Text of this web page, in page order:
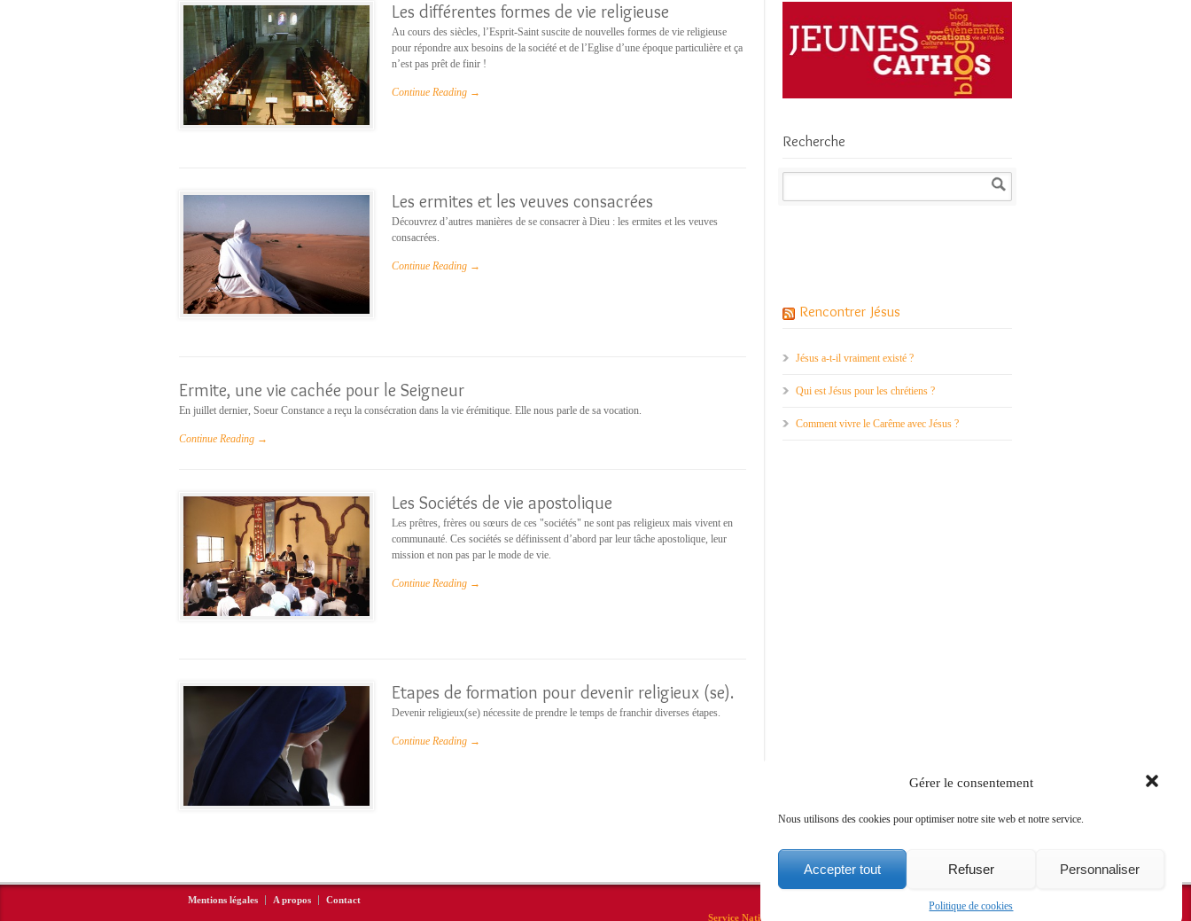
Gérer le consentement
Nous utilisons des cookies pour optimiser notre site web et notre service.
Accepter tout Refuser Personnaliser
Politique de cookies
Les différentes formes de vie religieuse
Au cours des siècles, l’Esprit-Saint suscite de nouvelles formes de vie religieuse
pour répondre aux besoins de la société et de l’Eglise d’une époque particulière et ça
n’est pas prêt de finir !
Continue Reading →
Les ermites et les veuves consacrées
Découvrez d’autres manières de se consacrer à Dieu : les ermites et les veuves
consacrées.
Continue Reading →
Ermite, une vie cachée pour le Seigneur
En juillet dernier, Soeur Constance a reçu la consécration dans la vie érémitique. Elle nous parle de sa vocation.
Continue Reading →
Les Sociétés de vie apostolique
Les prêtres, frères ou sœurs de ces "sociétés" ne sont pas religieux mais vivent en
communauté. Ces sociétés se définissent d’abord par leur tâche apostolique, leur
mission et non pas par le mode de vie.
Continue Reading →
Etapes de formation pour devenir religieux (se).
Devenir religieux(se) nécessite de prendre le temps de franchir diverses étapes.
Continue Reading →
Recherche
Rencontrer Jésus
Jésus a-t-il vraiment existé ?
Qui est Jésus pour les chrétiens ?
Comment vivre le Carême avec Jésus ?
Mentions légales A propos Contact
Ce site est mis en ligne par la CEF
Service National pour l’Evangélisation des Jeunes et pour les Vocations